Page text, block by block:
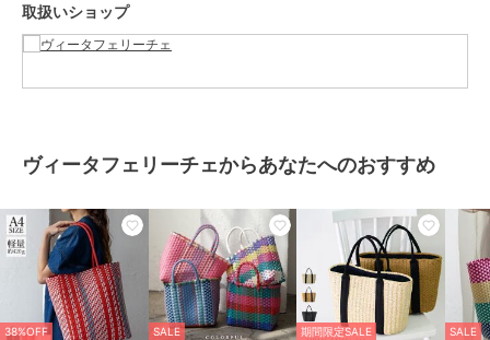
●ハンドル長さ：約36cm×幅：約1cm、持ち手高さ：約14cm
●外ポケット：なし
の価格が異なる場合がございますが、正しい販売価格は商品ページの
表示価格となります。
取扱いショップ
ヴィータフェリーチェからあなたへのおすすめ
38%OFF
SALE
期間限定SALE
SALE